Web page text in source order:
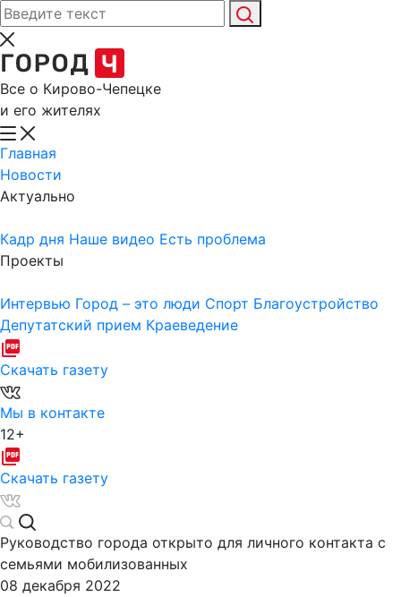
Все о Кирово-Чепецке
и его жителях
Главная
Новости
Актуально
Кадр дня Наше видео Есть проблема
Проекты
Интервью Город – это люди Спорт Благоустройство
Депутатский прием Краеведение
Скачать газету
Мы в контакте
12+
Скачать газету
Руководство города открыто для личного контакта с
семьями мобилизованных
08 декабря 2022